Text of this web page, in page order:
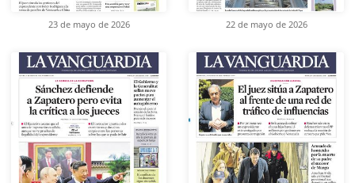
23 de mayo de 2026 22 de mayo de 2026